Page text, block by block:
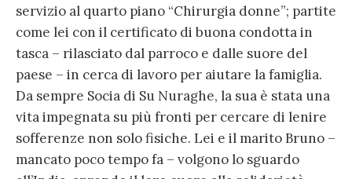
servizio al quarto piano “Chirurgia donne”; partite
come lei con il certificato di buona condotta in
tasca – rilasciato dal parroco e dalle suore del
paese – in cerca di lavoro per aiutare la famiglia.
Da sempre Socia di Su Nuraghe, la sua è stata una
vita impegnata su più fronti per cercare di lenire
sofferenze non solo fisiche. Lei e il marito Bruno –
mancato poco tempo fa – volgono lo sguardo